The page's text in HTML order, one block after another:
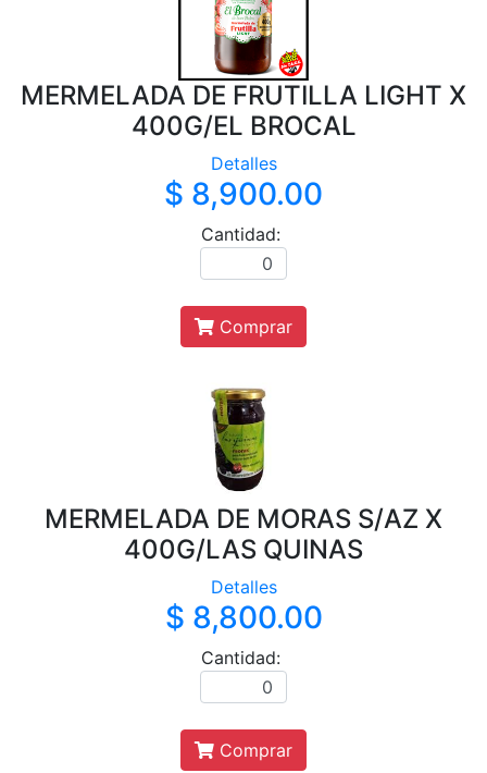
MERMELADA DE FRUTILLA LIGHT X
400G/EL BROCAL
Detalles
$ 8,900.00
Cantidad:
Comprar
MERMELADA DE MORAS S/AZ X
400G/LAS QUINAS
Detalles
$ 8,800.00
Cantidad:
Comprar